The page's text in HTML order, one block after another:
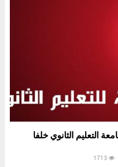
التعليم الثانوي خلفا
1713